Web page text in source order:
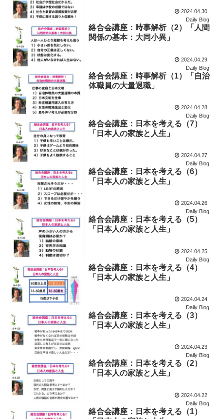
2024.04.30
Daily Blog
絡合会講座：時事解析（2）「人間
関係の基本：大同小異」
2024.04.29
Daily Blog
絡合会講座：時事解析（1）「自治
体職員の大量退職」
2024.04.28
Daily Blog
絡合会講座：日本を考える（7）
「日本人の家族と人生」
2024.04.27
Daily Blog
絡合会講座：日本を考える（6）
「日本人の家族と人生」
2024.04.26
Daily Blog
絡合会講座：日本を考える（5）
「日本人の家族と人生」
2024.04.25
Daily Blog
絡合会講座：日本を考える（4）
「日本人の家族と人生」
2024.04.24
Daily Blog
絡合会講座：日本を考える（3）
「日本人の家族と人生」
2024.04.23
Daily Blog
絡合会講座：日本を考える（2）
「日本人の家族と人生」
2024.04.22
Daily Blog
絡合会講座：日本を考える（1）